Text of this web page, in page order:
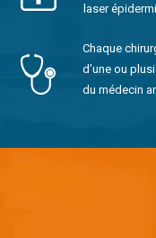
laser
Chaque
d’une ou
du médecin